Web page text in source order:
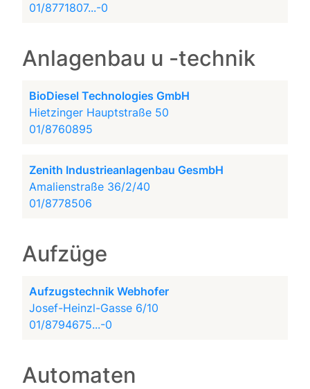
01/8771807...-0
Anlagenbau u -technik
BioDiesel Technologies GmbH
Hietzinger Hauptstraße 50
01/8760895
Zenith Industrieanlagenbau GesmbH
Amalienstraße 36/2/40
01/8778506
Aufzüge
Aufzugstechnik Webhofer
Josef-Heinzl-Gasse 6/10
01/8794675...-0
Automaten